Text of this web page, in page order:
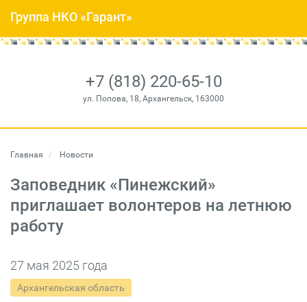
+7 (818) 220-65-10
ул. Попова, 18, Архангельск, 163000
Группа НКО «Гарант»
Главная Новости
Заповедник «Пинежский»
приглашает волонтеров на летнюю
работу
27 мая 2025 года
Архангельская область